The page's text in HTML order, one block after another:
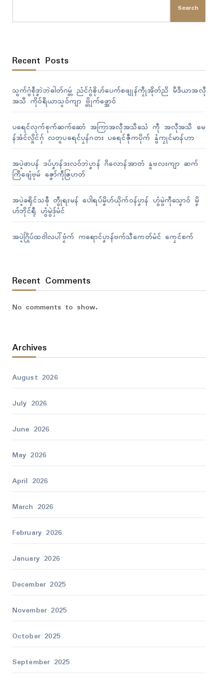
Search
Recent Posts
သွက်ဂွံစဵုဒၞာဲဘဲဓါတ်ဂမ္တဴ ညံၚ်ဂွံၜိုဟ်ပေက်စဖျုန်ကၠဵုအိုတ်ညိ မဳဒဳယာအလဵု
အသဳ ကိုဝ်ရဳယာသၟဝ်ကျာ ဗ္တိုက်ဖ္အောဝ်
ပရေၚ်လုက်စုက်ဆက်ဆောံ အကြာအလဵုအသဳသေံ ကဵု အလဵုအသဳ မေ
န်အံၚ်လှိုၚ်ဂှ် လတူပရေၚ်ပၠန်ဂတး ပရေၚ်ဇီုကပိုက် နွံကၠုၚ်မာန်ဟာ
အပ္ဍဲဖာပန် ဒပ်ပၞာန်ဒးလဝ်ဘဲပၞာန် ဂိလောန်အာတံ နူဗလးကျာ ဆက်
ကြဳဖျေံဗုမ် ဇၞော်ကဵုဇြဟတ်
အပ္ဍဲခရိုၚ်သဓီု တွဵုရးမန် ပေါဲရပ်မၞိဟ်ယိုက်ဝန်ပၞာန် ဟွံမွဲကဵုသၞောဝ် မၞိ
ဟ်ဘိုၚ်ရီု ဟွံမွဲဒှ်မံၚ်
အပ္ဍဲဂြိုပ်ထဝါဲလပါ်ဗၟံက် ကရောၚ်ပၞာန်ဗက်သီကေတ်မံၚ် ကၠေၚ်စက်
Recent Comments
No comments to show.
Archives
August 2026
July 2026
June 2026
May 2026
April 2026
March 2026
February 2026
January 2026
December 2025
November 2025
October 2025
September 2025